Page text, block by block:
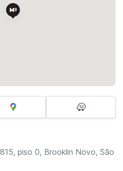
piso 0, Brooklin Novo, São